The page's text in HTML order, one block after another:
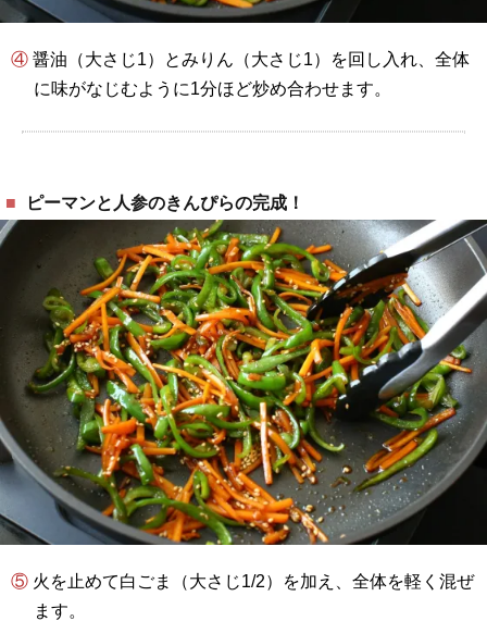
④ 醤油（大さじ1）とみりん（大さじ1）を回し入れ、全体
に味がなじむように1分ほど炒め合わせます。
ピーマンと人参のきんぴらの完成！
⑤ 火を止めて白ごま（大さじ1/2）を加え、全体を軽く混ぜ
ます。